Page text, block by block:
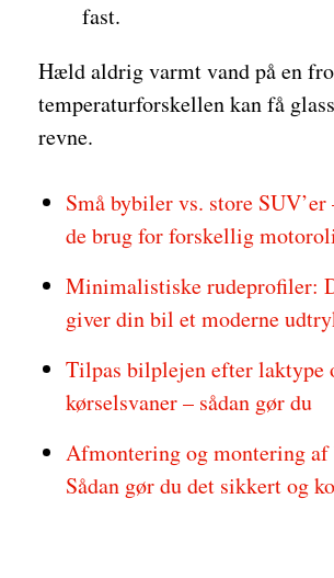
fast.
Hæld aldrig varmt vand på en
temperaturforskellen kan få
revne.
Små bybiler vs. store
de brug for forskellig
Minimalistiske rudeprofiler:
giver din bil et moderne
Tilpas bilplejen efter laktype
kørselsvaner – sådan gør du
Afmontering og montering
Sådan gør du det sikkert og